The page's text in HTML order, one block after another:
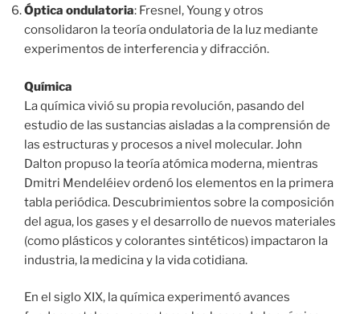
Óptica ondulatoria: Fresnel, Young y otros
consolidaron la teoría ondulatoria de la luz mediante
experimentos de interferencia y difracción.
Química
La química vivió su propia revolución, pasando del
estudio de las sustancias aisladas a la comprensión de
las estructuras y procesos a nivel molecular. John
Dalton propuso la teoría atómica moderna, mientras
Dmitri Mendeléiev ordenó los elementos en la primera
tabla periódica. Descubrimientos sobre la composición
del agua, los gases y el desarrollo de nuevos materiales
(como plásticos y colorantes sintéticos) impactaron la
industria, la medicina y la vida cotidiana.
En el siglo XIX, la química experimentó avances